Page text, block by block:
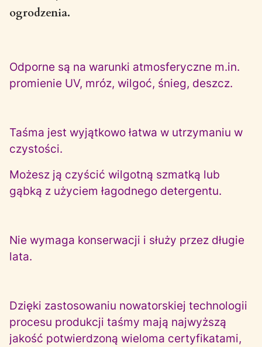
ogrodzenia.
Odporne są na warunki atmosferyczne m.in.
promienie UV, mróz, wilgoć, śnieg, deszcz.
Taśma jest wyjątkowo łatwa w utrzymaniu w
czystości.
Możesz ją czyścić wilgotną szmatką lub
gąbką z użyciem łagodnego detergentu.
Nie wymaga konserwacji i służy przez długie
lata.
Dzięki zastosowaniu nowatorskiej technologii
procesu produkcji taśmy mają najwyższą
jakość potwierdzoną wieloma certyfikatami,